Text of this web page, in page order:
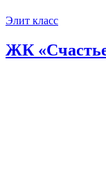
Элит класс
ЖК